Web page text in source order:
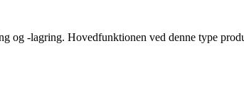
og -lagring. Hovedfunktionen ved denne type